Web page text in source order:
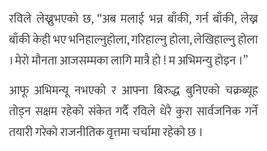
रविले लेख्नुभएको छ, “अब मलाई भन्न बाँकी, गर्न बाँकी, लेख्न
बाँकी केही भए भनिहाल्नुहोला, गरिहाल्नु होला, लेखिहाल्नु होला
। मेरो मौनता आजसम्मका लागि मात्रै हो ! म अभिमन्यु होइन ।”
आफू अभिमन्यू नभएको र आफ्ना बिरुद्ध बुनिएको चक्रब्यूह
तोड्न सक्षम रहेको संकेत गर्दै रविले धेरै कुरा सार्वजनिक गर्ने
तयारी गरेको राजनीतिक वृत्तमा चर्चामा रहेको छ ।